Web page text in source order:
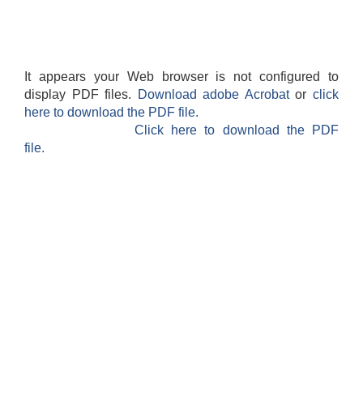
It appears your Web browser is not configured to
display PDF files.
Download adobe Acrobatorclick
here to download the PDF file.
Click here to download the PDF
file.